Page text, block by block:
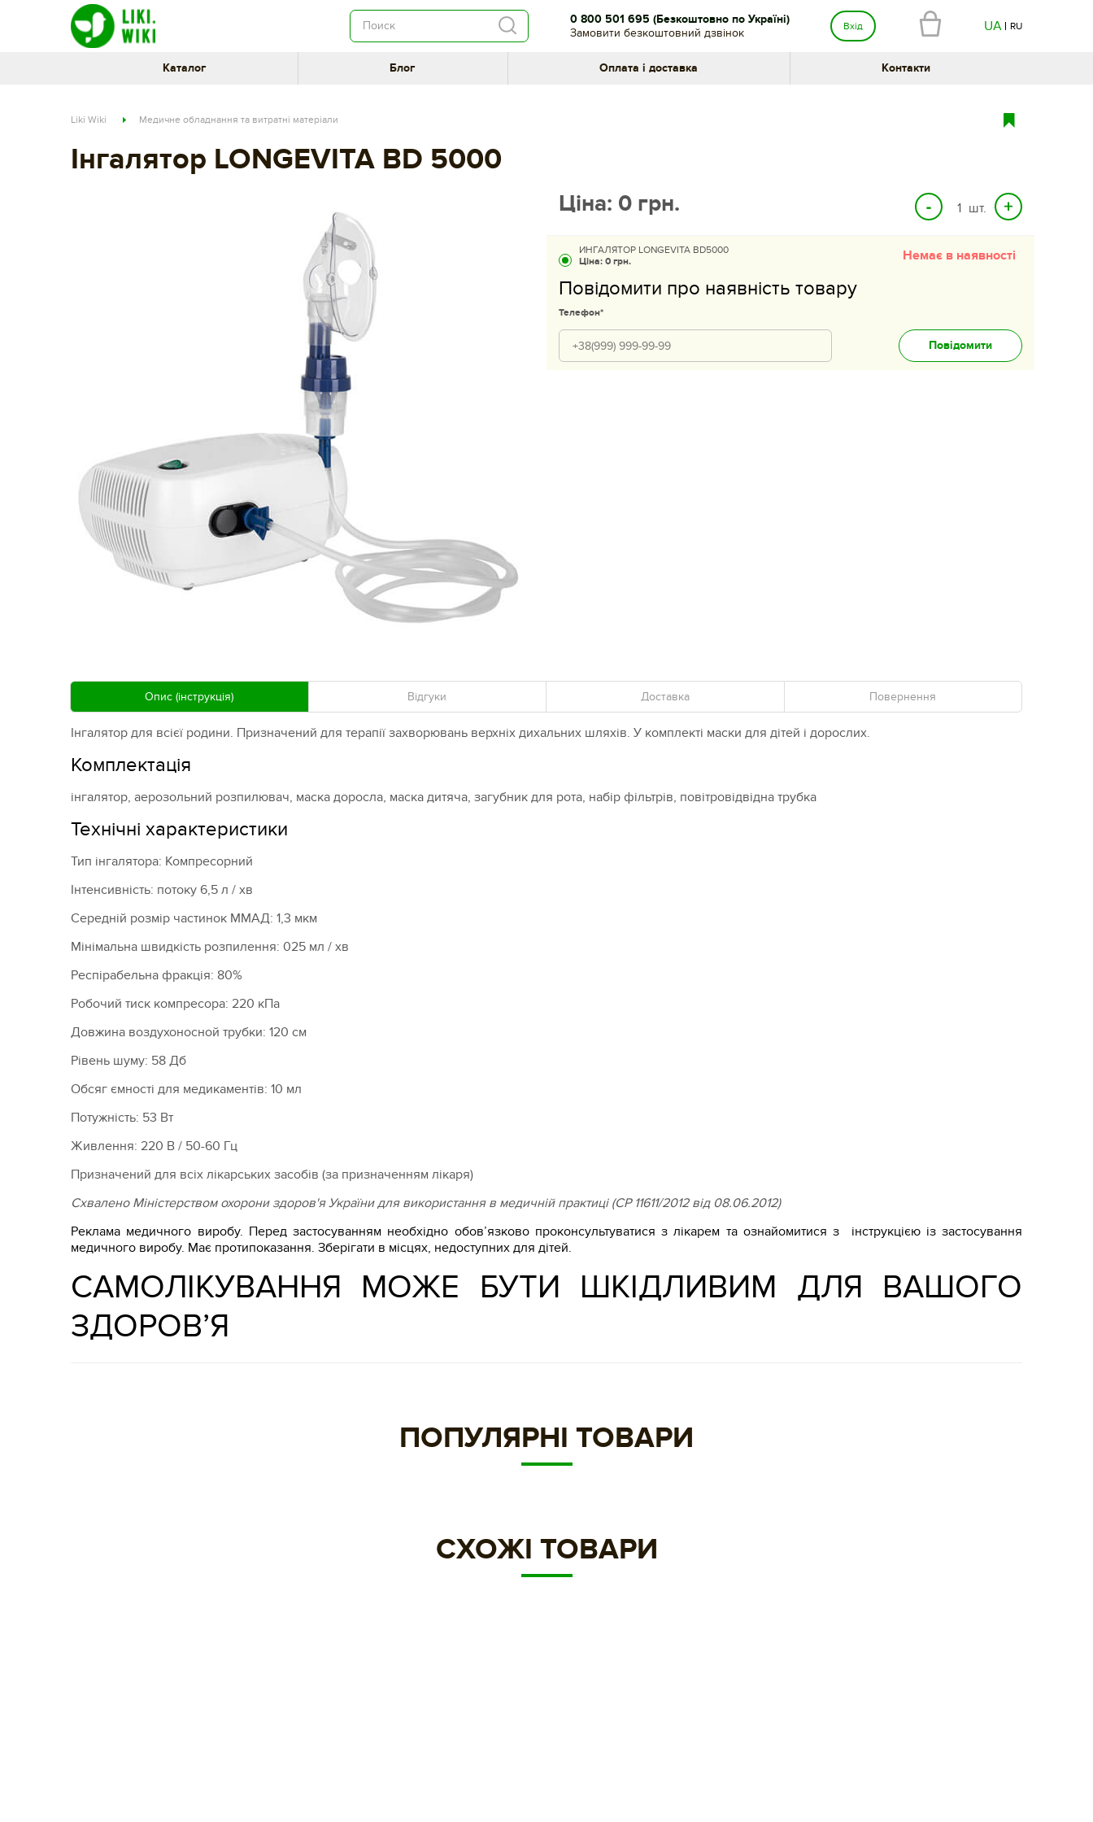
0 800 501 695 (Безкоштовно по Україні)
Замовити безкоштовний дзвінок
Вхід UA RU
Каталог Блог Оплата і доставка Контакти
Liki Wiki Медичне обладнання та витратні матеріали
Інгалятор LONGEVITA BD 5000
Ціна: 0 грн. шт.
ИНГАЛЯТОР LONGEVITA BD5000
Ціна: 0 грн. Немає в наявності
Повідомити про наявність товару
Телефон*
Повідомити
Опис (інструкція) Відгуки Доставка Повернення
Інгалятор для всієї родини. Призначений для терапії захворювань верхніх дихальних шляхів. У комплекті маски для дітей і дорослих.
Комплектація
інгалятор, аерозольний розпилювач, маска доросла, маска дитяча, загубник для рота, набір фільтрів, повітровідвідна трубка
Технічні характеристики
Тип інгалятора: Компресорний
Інтенсивність: потоку 6,5 л / хв
Середній розмір частинок ММАД: 1,3 мкм
Мінімальна швидкість розпилення: 025 мл / хв
Респірабельна фракція: 80%
Робочий тиск компресора: 220 кПа
Довжина воздухоносной трубки: 120 см
Рівень шуму: 58 Дб
Обсяг ємності для медикаментів: 10 мл
Потужність: 53 Вт
Живлення: 220 В / 50-60 Гц
Призначений для всіх лікарських засобів (за призначенням лікаря)
Схвалено Міністерством охорони здоров'я України для використання в медичній практиці (СР 11611/2012 від 08.06.2012)
Реклама медичного виробу. Перед застосуванням необхідно обов’язково проконсультуватися з лікарем та ознайомитися з інструкцією із застосування
медичного виробу. Має протипоказання. Зберігати в місцях, недоступних для дітей.
САМОЛІКУВАННЯ МОЖЕ БУТИ ШКІДЛИВИМ ДЛЯ ВАШОГО
ЗДОРОВ’Я
ПОПУЛЯРНІ ТОВАРИ
СХОЖІ ТОВАРИ